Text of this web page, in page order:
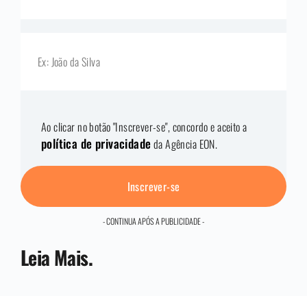
Ao clicar no botão "Inscrever-se", concordo e aceito a
política de privacidadeda Agência EON.
Inscrever-se
- CONTINUA APÓS A PUBLICIDADE -
Leia Mais.